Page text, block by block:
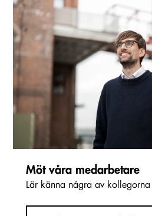
Möt våra medarbetare
Lär känna några av